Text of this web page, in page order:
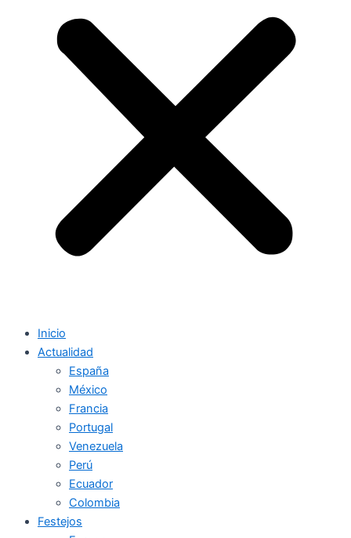
Inicio
Actualidad
España
México
Francia
Portugal
Venezuela
Perú
Ecuador
Colombia
Festejos